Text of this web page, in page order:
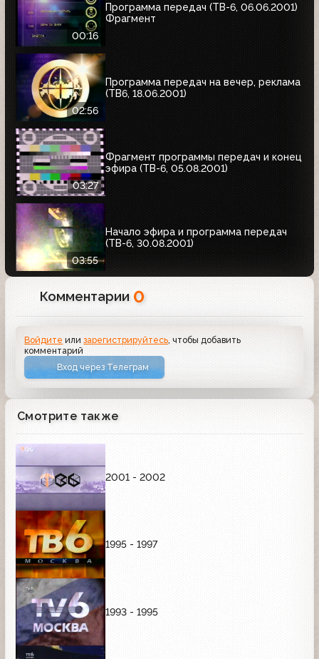
00:16
Программа передач (ТВ-6, 06.06.2001)
Фрагмент
02:56
Программа передач на вечер, реклама
(ТВ6, 18.06.2001)
03:27
Фрагмент программы передач и конец
эфира (ТВ-6, 05.08.2001)
03:55
Начало эфира и программа передач
(ТВ-6, 30.08.2001)
Комментарии 0
Войдите илизарегистрируйтесь, чтобы добавить
комментарий
Вход через Телеграм
Смотрите также
2001 - 2002
1995 - 1997
1993 - 1995